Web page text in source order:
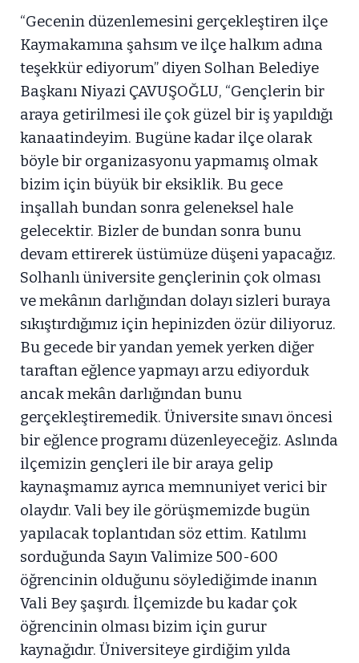
“Gecenin düzenlemesini gerçekleştiren ilçe
Kaymakamına şahsım ve ilçe halkım adına
teşekkür ediyorum” diyen Solhan Belediye
Başkanı Niyazi ÇAVUŞOĞLU, “Gençlerin bir
araya getirilmesi ile çok güzel bir iş yapıldığı
kanaatindeyim. Bugüne kadar ilçe olarak
böyle bir organizasyonu yapmamış olmak
bizim için büyük bir eksiklik. Bu gece
inşallah bundan sonra geleneksel hale
gelecektir. Bizler de bundan sonra bunu
devam ettirerek üstümüze düşeni yapacağız.
Solhanlı üniversite gençlerinin çok olması
ve mekânın darlığından dolayı sizleri buraya
sıkıştırdığımız için hepinizden özür diliyoruz.
Bu gecede bir yandan yemek yerken diğer
taraftan eğlence yapmayı arzu ediyorduk
ancak mekân darlığından bunu
gerçekleştiremedik. Üniversite sınavı öncesi
bir eğlence programı düzenleyeceğiz. Aslında
ilçemizin gençleri ile bir araya gelip
kaynaşmamız ayrıca memnuniyet verici bir
olaydır. Vali bey ile görüşmemizde bugün
yapılacak toplantıdan söz ettim. Katılımı
sorduğunda Sayın Valimize 500-600
öğrencinin olduğunu söylediğimde inanın
Vali Bey şaşırdı. İlçemizde bu kadar çok
öğrencinin olması bizim için gurur
kaynağıdır. Üniversiteye girdiğim yılda